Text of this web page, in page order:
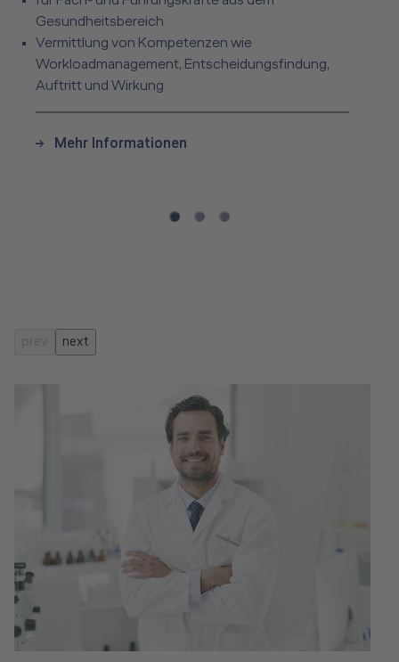
Gesundheitsbereich
Vermittlung von Kompetenzen wie
Workloadmanagement, Entscheidungsfindung,
Auftritt und Wirkung
Mehr Informationen
next